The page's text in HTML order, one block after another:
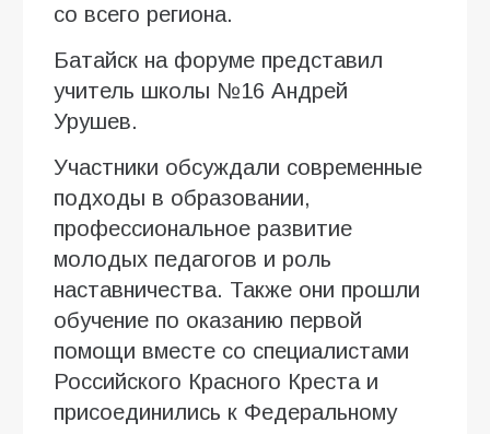
со всего региона.
Батайск на форуме представил
учитель школы №16 Андрей
Урушев.
Участники обсуждали современные
подходы в образовании,
профессиональное развитие
молодых педагогов и роль
наставничества. Также они прошли
обучение по оказанию первой
помощи вместе со специалистами
Российского Красного Креста и
присоединились к Федеральному